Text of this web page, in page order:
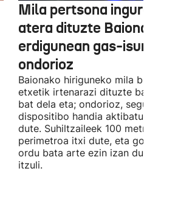
Mila pertsona inguru
atera dituzte Baionako
erdigunean gas-isuri baten
ondorioz
Baionako hiriguneko mila bizilagun
etxetik irtenarazi dituzte bart, gas-
bat dela eta; ondorioz, segurtasun
dispositibo handia aktibatu behar
dute. Suhiltzaileek 100 metroko
perimetroa itxi dute, eta goizaldeko
ordu bata arte ezin izan dute etxera
itzuli.